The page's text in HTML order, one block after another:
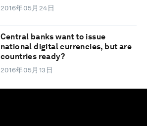
2016年05月24日
Central banks want to issue
national digital currencies, but are
countries ready?
2016年05月13日